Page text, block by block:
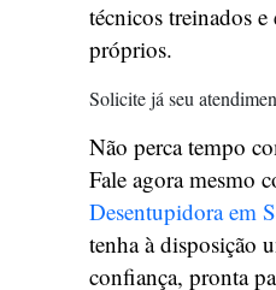
técnicos treinados
próprios.
Solicite já seu
Não perca tempo
Fale agora mesmo
Desentupidora em
tenha à disposição
confiança, pronta